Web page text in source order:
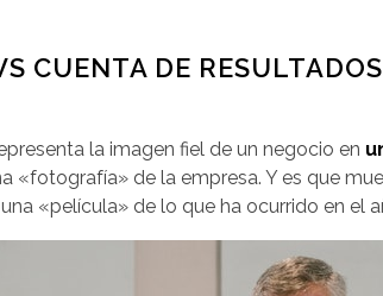
CUENTA DE RESULTADOS
la imagen fiel de un negocio en
«fotografía» de la empresa. Y es que
«película» de lo que ha ocurrido en el